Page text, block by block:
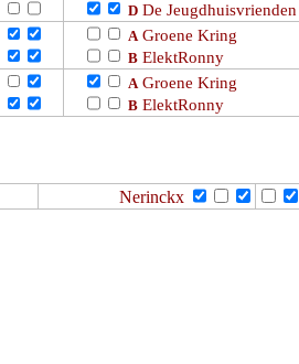
D De Jeugdhuisvrienden
AGroene Kring
B ElektRonny
AGroene Kring
B ElektRonny
Nerinckx